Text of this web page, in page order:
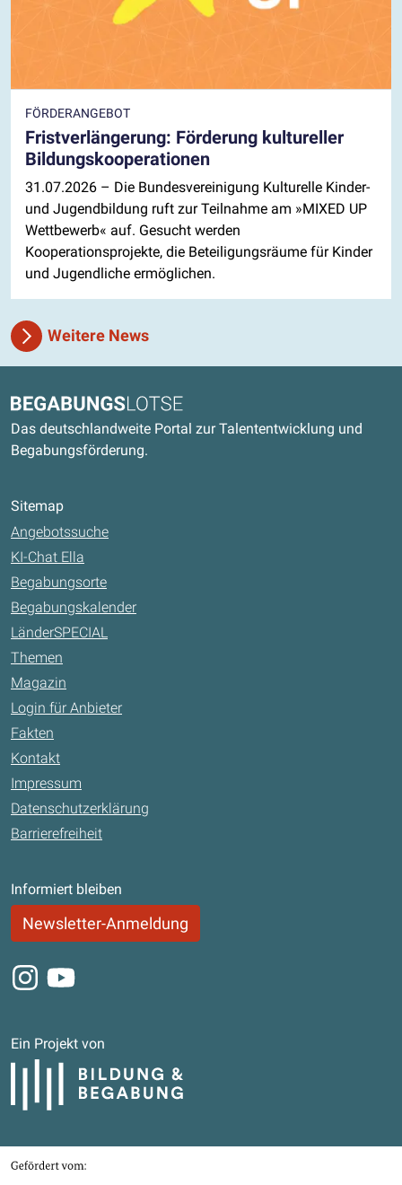
FÖRDERANGEBOT
Fristverlängerung: Förderung kultureller
Bildungskooperationen
31.07.2026 – Die Bundesvereinigung Kulturelle Kinder-
und Jugendbildung ruft zur Teilnahme am »MIXED UP
Wettbewerb« auf. Gesucht werden
Kooperationsprojekte, die Beteiligungsräume für Kinder
und Jugendliche ermöglichen.
Weitere News
Begabungslotse
Das deutschlandweite Portal zur Talententwicklung und
Begabungsförderung.
Sitemap
Angebotssuche
KI-Chat Ella
Begabungsorte
Begabungskalender
LänderSPECIAL
Themen
Magazin
Login für Anbieter
Fakten
Kontakt
Impressum
Datenschutzerklärung
Barrierefreiheit
Informiert bleiben
Newsletter-Anmeldung
Instagram
Youtube
Ein Projekt von
Bildung und Begabung
Gefördert von
Bundesministerium für Bildung, Familie, Senioren, Frauen und Jugend